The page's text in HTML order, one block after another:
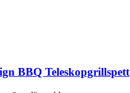
BBQ Teleskopgrillspett